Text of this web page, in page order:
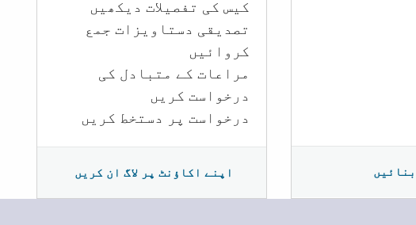
کیس کی تفصیلات دیکھیں
تصدیقی دستاویزات جمع
کروائیں
مراعات کے متبادل کی
درخواست کریں
درخواست پر دستخط کریں
اپنے اکاؤنٹ پر لاگ ان کریں